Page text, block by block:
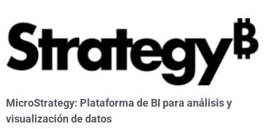
MicroStrategy: Plataforma de BI para análisis y
visualización de datos